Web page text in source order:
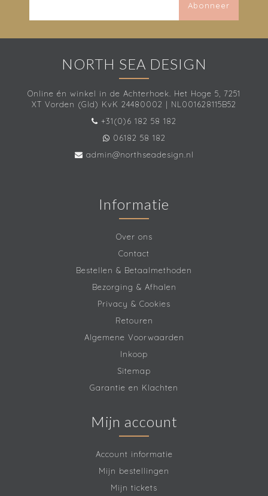
Abonneer
NORTH SEA DESIGN
Online én winkel in de Achterhoek. Het Hoge 5, 7251
XT Vorden (Gld) KvK 24480002 | NL001628115B52
+31(0)6 182 58 182
06182 58 182
admin@northseadesign.nl
Informatie
Over ons
Contact
Bestellen & Betaalmethoden
Bezorging & Afhalen
Privacy & Cookies
Retouren
Algemene Voorwaarden
Inkoop
Sitemap
Garantie en Klachten
Mijn account
Account informatie
Mijn bestellingen
Mijn tickets